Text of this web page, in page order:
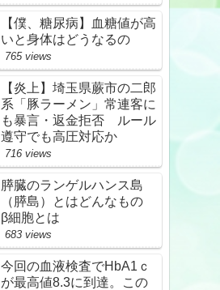
【僕、糖尿病】血糖値が高
いと身体はどうなるの
765 views
【炎上】埼玉県蕨市の二郎
系「豚ラーメン」常連客に
も暴言・返金拒否 ルール
遵守でも高圧対応か
716 views
膵臓のランゲルハンス島
（膵島）とはどんなもの
β細胞とは
683 views
今回の血液検査でHbA1ｃ
が最高値8.3に到達。この